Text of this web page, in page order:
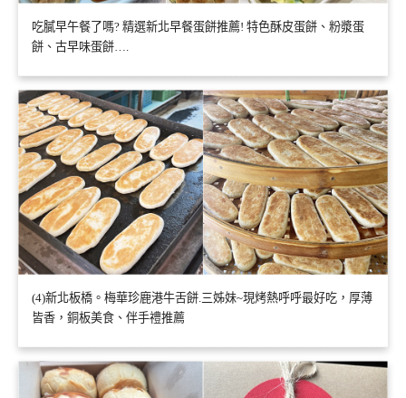
吃膩早午餐了嗎? 精選新北早餐蛋餅推薦! 特色酥皮蛋餅、粉漿蛋
餅、古早味蛋餅….
(4)新北板橋。梅華珍鹿港牛舌餅.三姊妹~現烤熱呼呼最好吃，厚薄
皆香，銅板美食、伴手禮推薦